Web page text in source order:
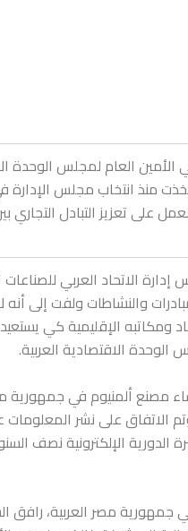
الأمين العام لمجلس الوحدة
على تعزيز التبادل التجاري
الاتحاد العربي
والنشاطاتولفت إلى أنه
ومكاتبه الإقليمية كي
الوحدة الاقتصادية العربية.
ألمنيوم في جمهورية
الاتفاق على نشر
الدورية الإلكترونية نصف
جمهورية مصر العربية،